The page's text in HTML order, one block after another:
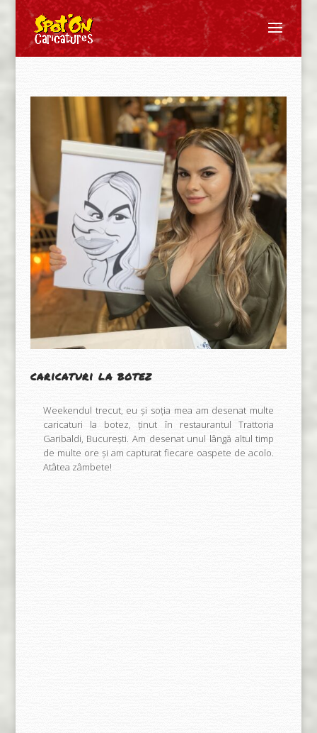
caricaturi la botez
Weekendul trecut, eu și soția mea am desenat multe
caricaturi la botez, ținut în restaurantulTrattoria
Garibaldi, București. Am desenat unul lângă altul timp
de multe ore și am capturat fiecare oaspete de acolo.
Atâtea zâmbete!